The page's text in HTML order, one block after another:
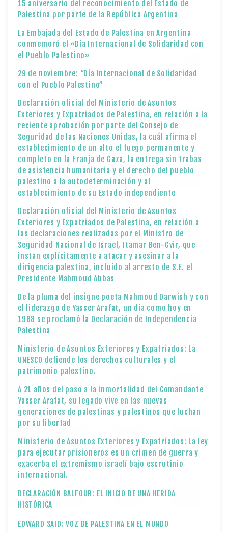
15 aniversario del reconocimiento del Estado de
Palestina por parte de la República Argentina
La Embajada del Estado de Palestina en Argentina
conmemoró el «Día Internacional de Solidaridad con
el Pueblo Palestino»
29 de noviembre: “Día Internacional de Solidaridad
con el Pueblo Palestino”
Declaración oficial del Ministerio de Asuntos
Exteriores y Expatriados de Palestina, en relación a la
reciente aprobación por parte del Consejo de
Seguridad de las Naciones Unidas, la cuál afirma el
establecimiento de un alto el fuego permanente y
completo en la Franja de Gaza, la entrega sin trabas
de asistencia humanitaria y el derecho del pueblo
palestino a la autodeterminación y al
establecimiento de su Estado independiente
Declaración oficial del Ministerio de Asuntos
Exteriores y Expatriados de Palestina, en relación a
las declaraciones realizadas por el Ministro de
Seguridad Nacional de Israel, Itamar Ben-Gvir, que
instan explícitamente a atacar y asesinar a la
dirigencia palestina, incluído al arresto de S.E. el
Presidente Mahmoud Abbas
De la pluma del insigne poeta Mahmoud Darwish y con
el liderazgo de Yasser Arafat, un día como hoy en
1988 se proclamó la Declaración de Independencia
Palestina
Ministerio de Asuntos Exteriores y Expatriados: La
UNESCO defiende los derechos culturales y el
patrimonio palestino.
A 21 años del paso a la inmortalidad del Comandante
Yasser Arafat, su legado vive en las nuevas
generaciones de palestinas y palestinos que luchan
por su libertad
Ministerio de Asuntos Exteriores y Expatriados: La ley
para ejecutar prisioneros es un crimen de guerra y
exacerba el extremismo israelí bajo escrutinio
internacional.
DECLARACIÓN BALFOUR: EL INICIO DE UNA HERIDA
HISTÓRICA
EDWARD SAID: VOZ DE PALESTINA EN EL MUNDO